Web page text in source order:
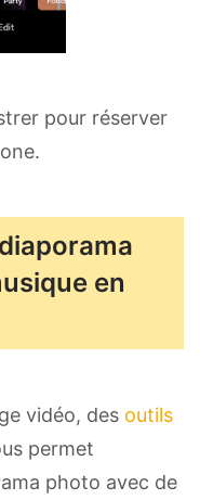
pour réserver
en
vidéo, des outils
permet
photo avec de